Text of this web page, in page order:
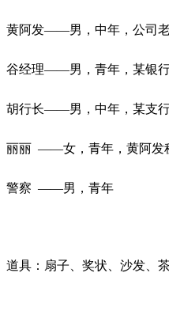
黄阿发——男，中年，公司
谷经理——男，青年，某银
胡行长——男，中年，某支
丽丽 ——女，青年，黄阿发
警察 ——男，青年
道具：扇子、奖状、沙发、